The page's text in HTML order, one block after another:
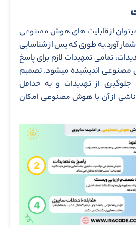
میتوان از قابلیت های هوش مصنوعی
آورد.به طوری که پس از شناسایی
تمامی تمهیدات لازم برای پاسخ
مصنوعی اندیشیده میشود. تصمیم
جلوگیری از تهدیدات و به حداقل
از آن با هوش مصنوعی امکان